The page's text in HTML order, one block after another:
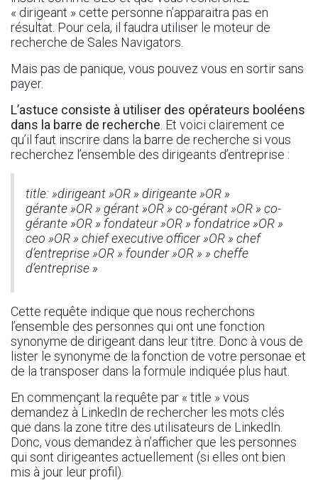
« dirigeant » cette personne n’apparaitra pas en
résultat. Pour cela, il faudra utiliser le moteur de
recherche de Sales Navigators.
Mais pas de panique, vous pouvez vous en sortir sans
payer.
L’astuce consiste à utiliser des opérateurs booléens
dans la barre de recherche . Et voici clairement ce
qu’il faut inscrire dans la barre de recherche si vous
recherchez l’ensemble des dirigeants d’entreprise :
title: »dirigeant »OR » dirigeante »OR »
gérante »OR » gérant »OR » co-gérant »OR » co-
gérante »OR » fondateur »OR » fondatrice »OR »
ceo »OR » chief executive officer »OR » chef
d’entreprise »OR » founder »OR » » cheffe
d’entreprise »
Cette requête indique que nous recherchons
l’ensemble des personnes qui ont une fonction
synonyme de dirigeant dans leur titre. Donc à vous de
lister le synonyme de la fonction de votre personae et
de la transposer dans la formule indiquée plus haut.
En commençant la requête par « title » vous
demandez à LinkedIn de rechercher les mots clés
que dans la zone titre des utilisateurs de LinkedIn.
Donc, vous demandez à n’afficher que les personnes
qui sont dirigeantes actuellement (si elles ont bien
mis à jour leur profil).